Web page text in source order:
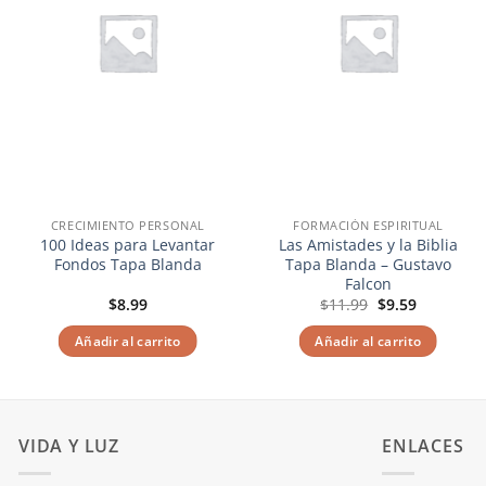
CRECIMIENTO PERSONAL
100 Ideas para Levantar
Fondos Tapa Blanda
$8.99
Añadir al carrito
FORMACIÓN ESPIRITUAL
Las Amistades y la Biblia
Tapa Blanda – Gustavo
Falcon
$11.99 El
original
era:
$11.99.
$9.59El
actual
es:
$9.59.
Añadir al carrito
VIDA Y LUZ ENLACES